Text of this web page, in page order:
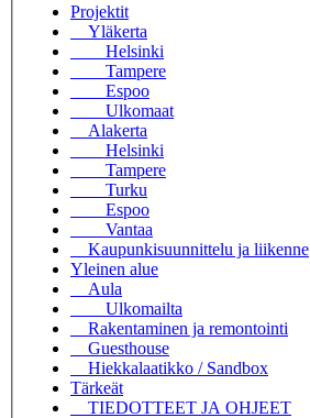
Projektit
Yläkerta
Helsinki
Tampere
Espoo
Ulkomaat
Alakerta
Helsinki
Tampere
Turku
Espoo
Vantaa
Kaupunkisuunnittelu ja liikenne
Yleinen alue
Aula
Ulkomailta
Rakentaminen ja remontointi
Guesthouse
Hiekkalaatikko / Sandbox
Tärkeät
TIEDOTTEET JA OHJEET